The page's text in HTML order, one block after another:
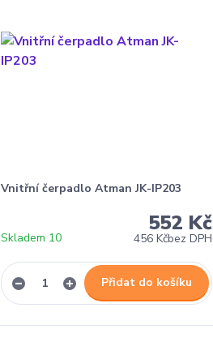
Vnitřní čerpadlo Atman JK-IP203
552 Kč
456 Kčbez DPH
Skladem 10
Přidat do košíku